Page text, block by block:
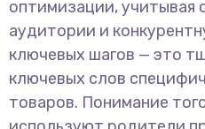
оптимизации, учитывая
аудитории и
ключевых шагов — это
ключевых слов
товаров. Понимание